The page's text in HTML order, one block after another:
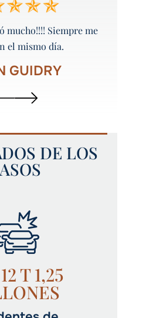
mucho!!!! Siempre me
el mismo día.
GUIDRY
DE LOS
T 1,25